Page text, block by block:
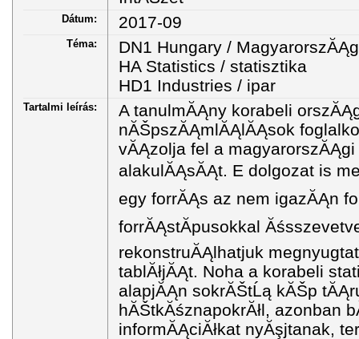
Dátum: 2017-09
Téma:
DN1 Hungary / MagyarorszĂĄg
HA Statistics / statisztika
HD1 Industries / ipar
Tartalmi leírás:
A tanulmĂĄny korabeli
nĂŠpszĂĄmlĂĄlĂĄsok
vĂĄzolja fel a
alakulĂĄsĂĄt. E dolgozat is
egy forrĂĄs az nem igazĂĄn
forrĂĄstĂ­pusokkal
rekonstruĂĄlhatjuk
tablĂłjĂĄt. Noha a korabeli
alapjĂĄn sokrĂŠtĹą kĂŠp
hĂŠtkĂśznapokrĂłl, azonban
informĂĄciĂłkat nyĂşjtanak,